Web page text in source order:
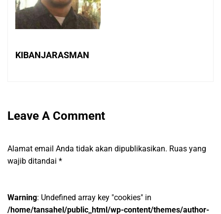
KIBANJARASMAN
Leave A Comment
Alamat email Anda tidak akan dipublikasikan. Ruas yang
wajib ditandai *
Warning: Undefined array key "cookies" in
/home/tansahel/public_html/wp-content/themes/author-